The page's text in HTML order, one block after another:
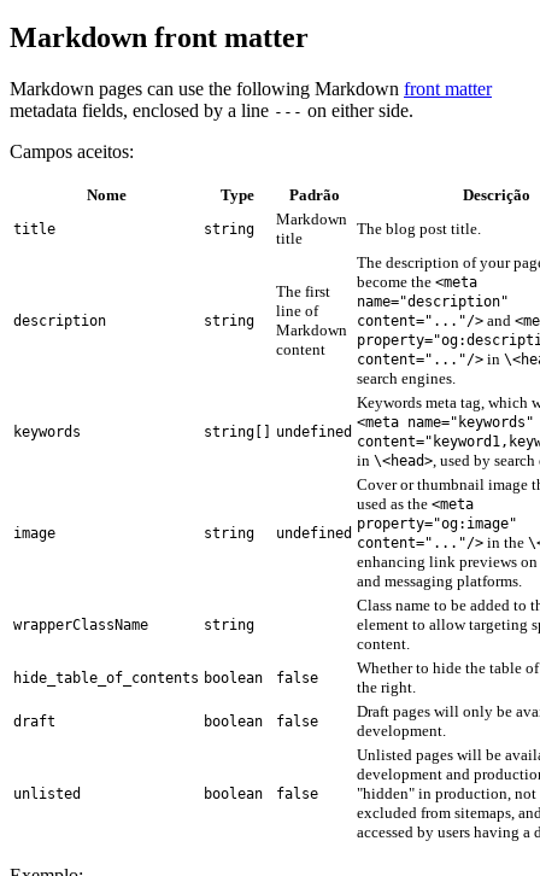
Markdown front matter
Markdown pages can use the following Markdown front matter
metadata fields, enclosed by a line --- on either side.
Campos aceitos:
Nome Type Padrão Descrição
title string
Markdown
title
The blog post title.
description string
The first
line of
Markdown
content
The description of your
become the <meta
name="description"
content="..."/> and
content="..."/> in
search engines.
keywords string[] undefined
Keywords meta tag, which
<meta name="keywords"
in \<head>, used by search
image string undefined
Cover or thumbnail image
used as the <meta
property="og:image"
content="..."/> in the
enhancing link previews
and messaging platforms.
wrapperClassName string
Class name to be added to
element to allow targeting
content.
hide_table_of_contents boolean false
Whether to hide the table
the right.
draft boolean false
Draft pages will only be
development.
unlisted boolean false
Unlisted pages will be
development and
"hidden" in production, not
excluded from sitemaps,
accessed by users having a